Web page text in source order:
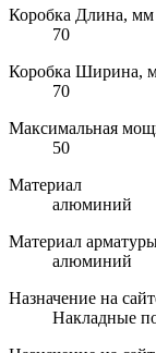
Коробка Длина, мм
70
Коробка Ширина,
70
Максимальная
50
Материал
алюминий
Материал
алюминий
Назначение на
Накладные